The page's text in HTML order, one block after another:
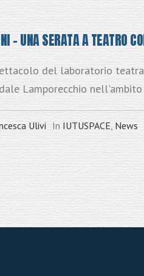
– UNA SERATA A TEATRO
del laboratorio
Lamporecchio nell'ambito
Ulivi InIUTUSPACE,News